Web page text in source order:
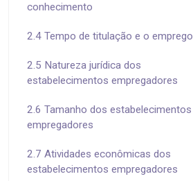
conhecimento
2.4 Tempo de titulação e o emprego
2.5 Natureza jurídica dos
estabelecimentos empregadores
2.6 Tamanho dos estabelecimentos
empregadores
2.7 Atividades econômicas dos
estabelecimentos empregadores